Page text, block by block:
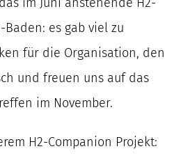
es gab viel zu
für die Organisation, den
und freuen uns auf das
im November.
H2-Companion Projekt: